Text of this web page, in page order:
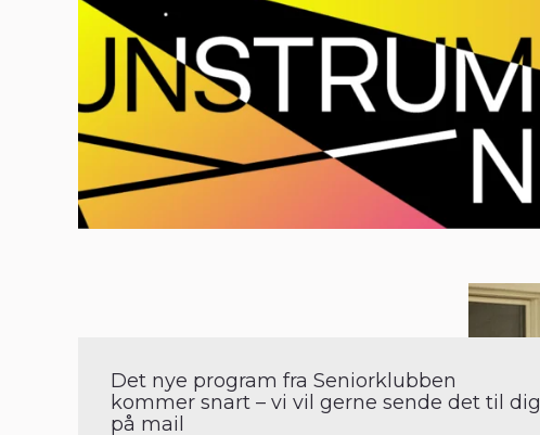
Det nye program fra Seniorklubben
kommer snart – vi vil gerne sende det til dig
på mail